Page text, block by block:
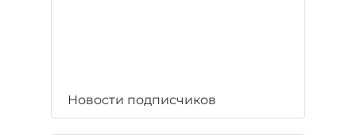
Новости подписчиков